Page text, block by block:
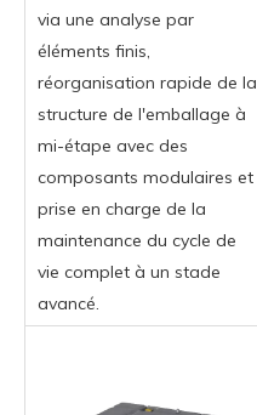
via une analyse par
éléments finis,
réorganisation rapide de la
structure de l'emballage à
mi-étape avec des
composants modulaires et
prise en charge de la
maintenance du cycle de
vie complet à un stade
avancé.